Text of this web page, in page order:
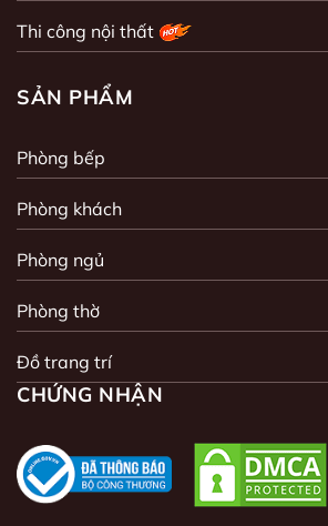
Thi công nội thất
SẢN PHẨM
Phòng bếp
Phòng khách
Phòng ngủ
Phòng thờ
Đồ trang trí
CHỨNG NHẬN